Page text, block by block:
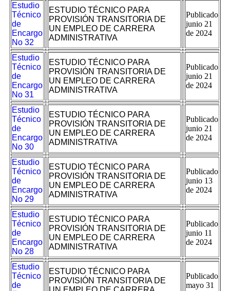
Estudio
Técnico
de
Encargo
No 32
ESTUDIO TÉCNICO PARA
PROVISIÓN TRANSITORIA DE
UN EMPLEO DE CARRERA
ADMINISTRATIVA
Publicado
junio 21
de 2024
Estudio
Técnico
de
Encargo
No 31
ESTUDIO TÉCNICO PARA
PROVISIÓN TRANSITORIA DE
UN EMPLEO DE CARRERA
ADMINISTRATIVA
Publicado
junio 21
de 2024
Estudio
Técnico
de
Encargo
No 30
ESTUDIO TÉCNICO PARA
PROVISIÓN TRANSITORIA DE
UN EMPLEO DE CARRERA
ADMINISTRATIVA
Publicado
junio 21
de 2024
Estudio
Técnico
de
Encargo
No 29
ESTUDIO TÉCNICO PARA
PROVISIÓN TRANSITORIA DE
UN EMPLEO DE CARRERA
ADMINISTRATIVA
Publicado
junio 13
de 2024
Estudio
Técnico
de
Encargo
No 28
ESTUDIO TÉCNICO PARA
PROVISIÓN TRANSITORIA DE
UN EMPLEO DE CARRERA
ADMINISTRATIVA
Publicado
junio 11
de 2024
Estudio
Técnico
de
ESTUDIO TÉCNICO PARA
PROVISIÓN TRANSITORIA DE
Publicado
mayo 31